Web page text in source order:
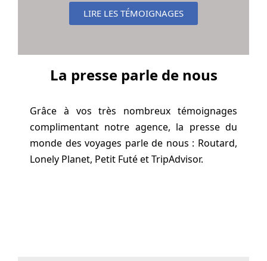
LIRE LES TÉMOIGNAGES
La presse parle de nous
Grâce à vos très nombreux témoignages
complimentant notre agence, la presse du
monde des voyages parle de nous : Routard,
Lonely Planet, Petit Futé et TripAdvisor.